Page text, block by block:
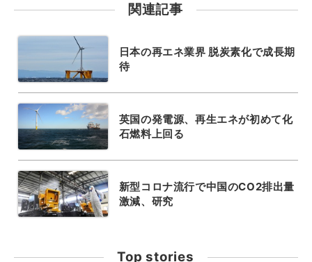
関連記事
日本の再エネ業界 脱炭素化で成長期
待
英国の発電源、再生エネが初めて化
石燃料上回る
新型コロナ流行で中国のCO2排出量
激減、研究
Top stories